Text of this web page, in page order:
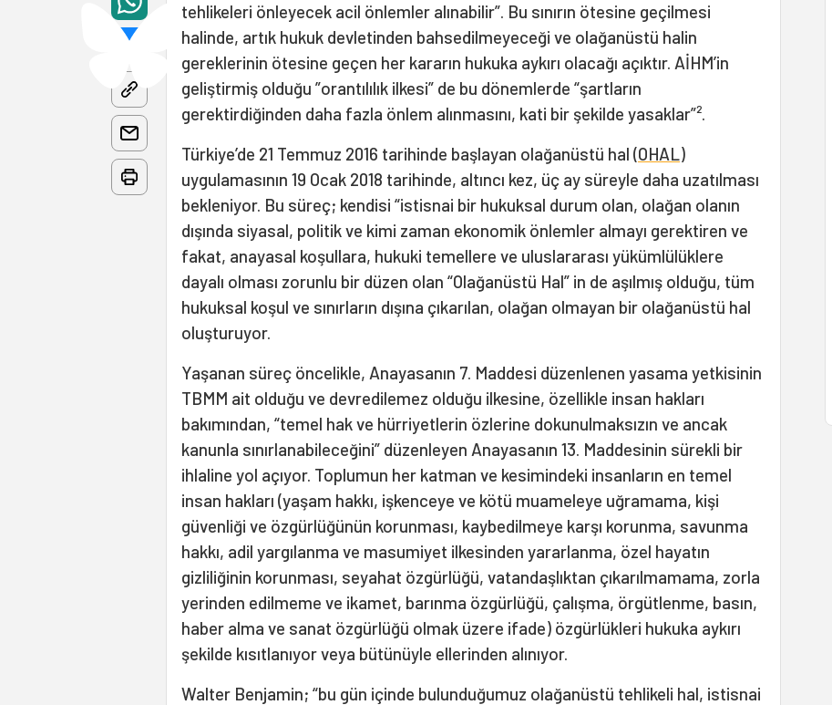
tehlikeleri önleyecek acil önlemler alınabilir”. Bu sınırın ötesine geçilmesi
halinde, artık hukuk devletinden bahsedilmeyeceği ve olağanüstü halin
gereklerinin ötesine geçen her kararın hukuka aykırı olacağı açıktır. AİHM’in
geliştirmiş olduğu ”orantılılık ilkesi” de bu dönemlerde “şartların
gerektirdiğinden daha fazla önlem alınmasını, kati bir şekilde yasaklar”².
Türkiye’de 21 Temmuz 2016 tarihinde başlayan olağanüstü hal (OHAL)
uygulamasının 19 Ocak 2018 tarihinde, altıncı kez, üç ay süreyle daha uzatılması
bekleniyor. Bu süreç; kendisi “istisnai bir hukuksal durum olan, olağan olanın
dışında siyasal, politik ve kimi zaman ekonomik önlemler almayı gerektiren ve
fakat, anayasal koşullara, hukuki temellere ve uluslararası yükümlülüklere
dayalı olması zorunlu bir düzen olan “Olağanüstü Hal” in de aşılmış olduğu, tüm
hukuksal koşul ve sınırların dışına çıkarılan, olağan olmayan bir olağanüstü hal
oluşturuyor.
Yaşanan süreç öncelikle, Anayasanın 7. Maddesi düzenlenen yasama yetkisinin
TBMM ait olduğu ve devredilemez olduğu ilkesine, özellikle insan hakları
bakımından, “temel hak ve hürriyetlerin özlerine dokunulmaksızın ve ancak
kanunla sınırlanabileceğini” düzenleyen Anayasanın 13. Maddesinin sürekli bir
ihlaline yol açıyor. Toplumun her katman ve kesimindeki insanların en temel
insan hakları (yaşam hakkı, işkenceye ve kötü muameleye uğramama, kişi
güvenliği ve özgürlüğünün korunması, kaybedilmeye karşı korunma, savunma
hakkı, adil yargılanma ve masumiyet ilkesinden yararlanma, özel hayatın
gizliliğinin korunması, seyahat özgürlüğü, vatandaşlıktan çıkarılmamama, zorla
yerinden edilmeme ve ikamet, barınma özgürlüğü, çalışma, örgütlenme, basın,
haber alma ve sanat özgürlüğü olmak üzere ifade) özgürlükleri hukuka aykırı
şekilde kısıtlanıyor veya bütünüyle ellerinden alınıyor.
Walter Benjamin; “bu gün içinde bulunduğumuz olağanüstü tehlikeli hal, istisnai